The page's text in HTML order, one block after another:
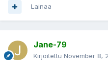
Lainaa
Jane-79
Kirjoitettu November 8,